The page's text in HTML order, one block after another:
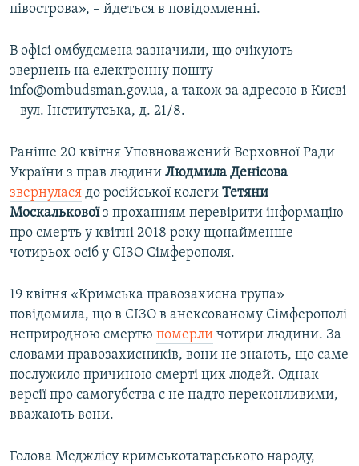
півострова», – йдеться в повідомленні.
В офісі омбудсмена зазначили, що очікують
звернень на електронну пошту –
info@ombudsman.gov.ua, а також за адресою в Києві
– вул. Інститутська, д. 21/8.
Раніше 20 квітня Уповноважений Верховної Ради
України з прав людини Людмила Денісова
звернулася до російської колеги Тетяни
Москальковоїз проханням перевірити інформацію
про смерть у квітні 2018 року щонайменше
чотирьох осіб у СІЗО Сімферополя.
19 квітня «Кримська правозахисна група»
повідомила, що в СІЗО в анексованому Сімферополі
неприродною смертю померли чотири людини. За
словами правозахисників, вони не знають, що саме
послужило причиною смерті цих людей. Однак
версії про самогубства є не надто переконливими,
вважають вони.
Голова Меджлісу кримськотатарського народу,